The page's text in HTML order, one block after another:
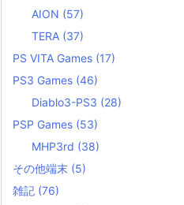
AION (57)
TERA (37)
PS VITA Games (17)
PS3 Games (46)
Diablo3-PS3 (28)
PSP Games (53)
MHP3rd (38)
その他端末 (5)
雑記 (76)